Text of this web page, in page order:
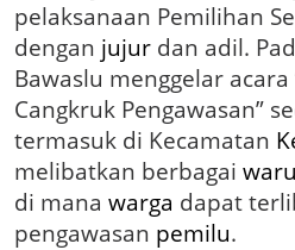
d
i
W
a
r
u
n
g
K
o
pelaksanaan Pemilihan
dengan jujurdan adil.
Bawaslu menggelar
Cangkruk Pengawasan”
termasuk di Kecamatan
melibatkan berbagai
di mana warga dapat
pengawasan pemilu.